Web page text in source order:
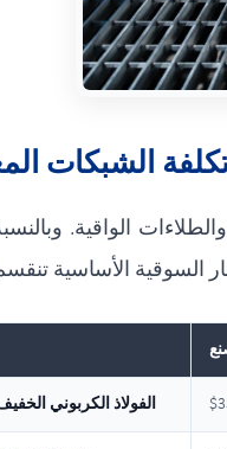
الشبكات
الواقية.
الفولاذ الكربوني